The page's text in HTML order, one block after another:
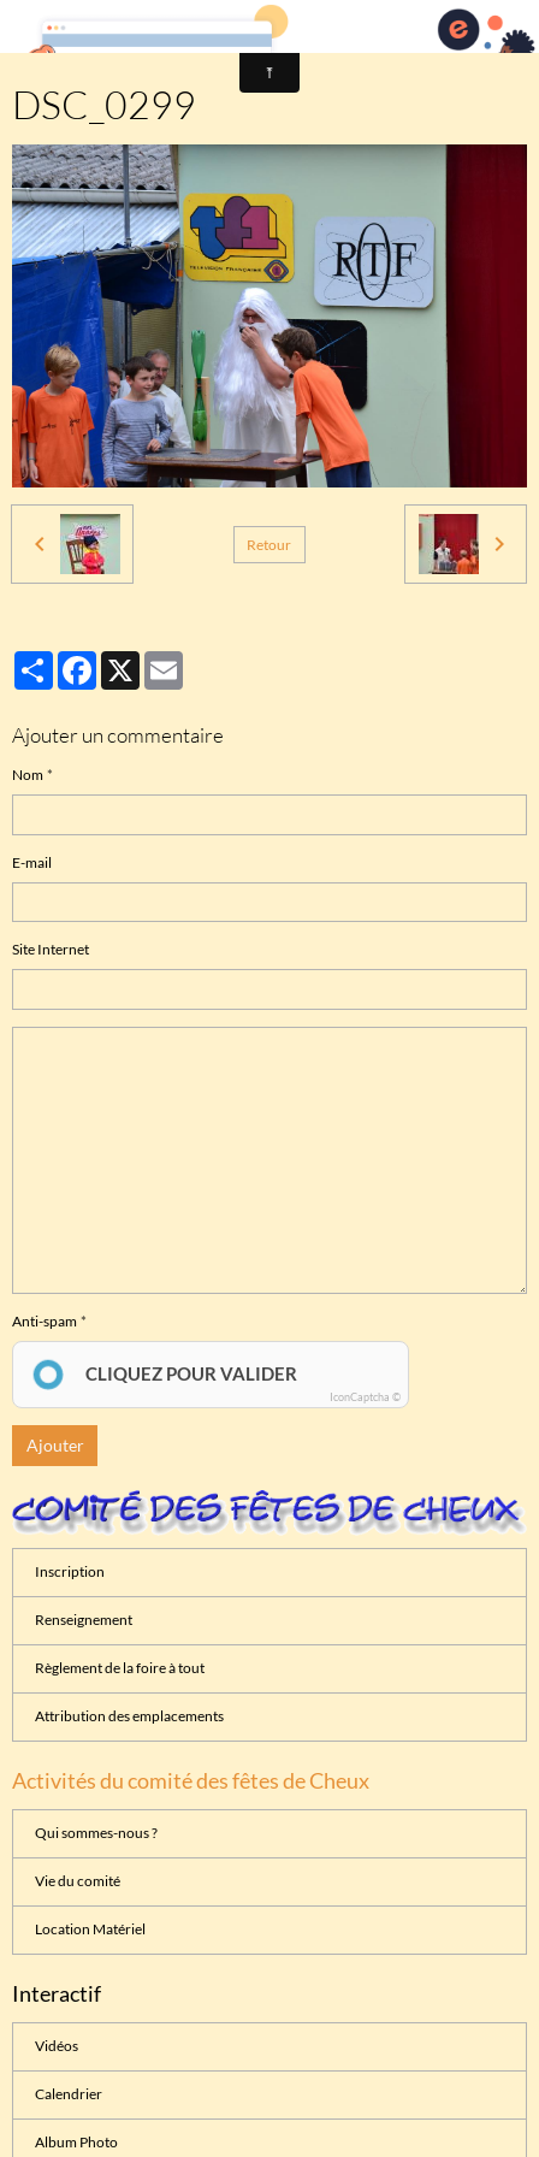
Comité des fêtes de CHEUX
DSC_0299
Retour
PartagerFacebook
X
Ajouter un commentaire
Nom
E-mail
Site Internet
Anti-spam
CLIQUEZ POUR VALIDER
IconCaptcha ©
Ajouter
Inscription
Renseignement
Règlement de la foire à tout
Attribution des emplacements
Activités du comité des fêtes de Cheux
Qui sommes-nous ?
Vie du comité
Location Matériel
Interactif
Vidéos
Calendrier
Album Photo